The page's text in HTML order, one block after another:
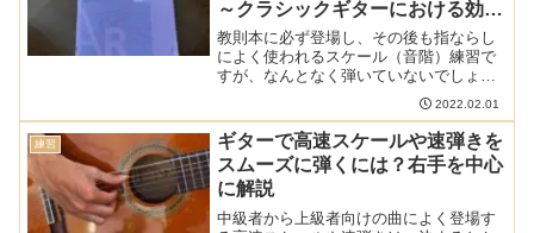
～クラシックギターにおける効果
と練習方法を解説
教則本に必ず登場し、その後も指ならし
によく使われるスケール（音階）練習で
すが、なんとなく弾いていないでしょう
か？実はスケール練習はクラシックギタ
ーにとって非常に重要な練習であり、初
級から中級、上級を目指すならスケール
練習をしっかりとおこなう...
2022.02.01
練習
ギターで高速スケールや速弾きを
スムーズに弾くには？右手を中心
に解説
中級者から上級者向けの曲によく登場す